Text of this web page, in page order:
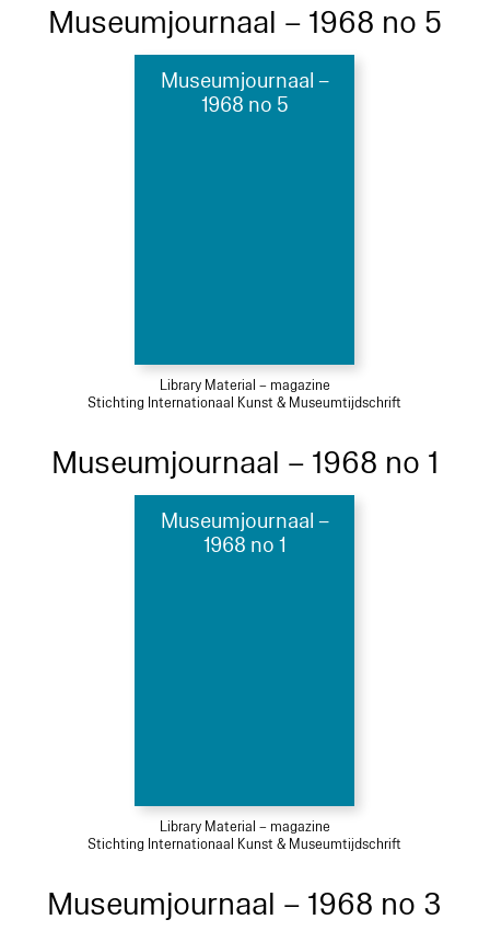
Museumjournaal – 1968 no 5
Museumjournaal –
1968 no 5
Library Material – magazine
Stichting Internationaal Kunst & Museumtijdschrift
Museumjournaal – 1968 no 1
Museumjournaal –
1968 no 1
Library Material – magazine
Stichting Internationaal Kunst & Museumtijdschrift
Museumjournaal – 1968 no 3